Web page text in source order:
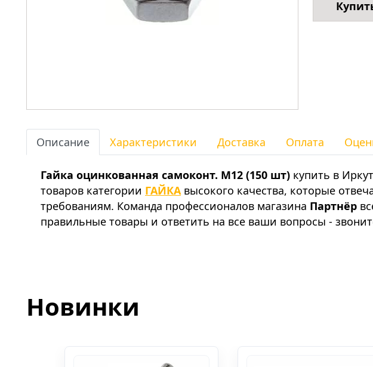
Описание Характеристики Доставка Оплата
Гайка оцинкованная самоконт. М12 (150 шт) купить в
товаров категории ГАЙКАвысокого качества, которые
требованиям. Команда профессионалов магазина Партнёр
правильные товары и ответить на все ваши вопросы -
Новинки